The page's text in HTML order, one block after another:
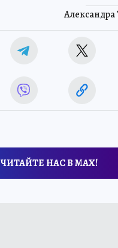
ЧИТАЙТЕ НАС В МАХ!